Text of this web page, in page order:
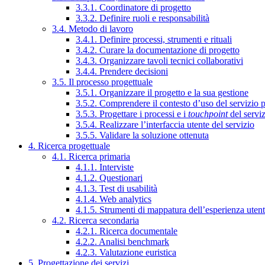
3.3.1. Coordinatore di progetto
3.3.2. Definire ruoli e responsabilità
3.4. Metodo di lavoro
3.4.1. Definire processi, strumenti e rituali
3.4.2. Curare la documentazione di progetto
3.4.3. Organizzare tavoli tecnici collaborativi
3.4.4. Prendere decisioni
3.5. Il processo progettuale
3.5.1. Organizzare il progetto e la sua gestione
3.5.2. Comprendere il contesto d’uso del servizio
3.5.3. Progettare i processi e i touchpointdel
3.5.4. Realizzare l’interfaccia utente del servizio
3.5.5. Validare la soluzione ottenuta
4. Ricerca progettuale
4.1. Ricerca primaria
4.1.1. Interviste
4.1.2. Questionari
4.1.3. Test di usabilità
4.1.4. Web analytics
4.1.5. Strumenti di mappatura dell’esperienza
4.2. Ricerca secondaria
4.2.1. Ricerca documentale
4.2.2. Analisi benchmark
4.2.3. Valutazione euristica
5. Progettazione dei servizi